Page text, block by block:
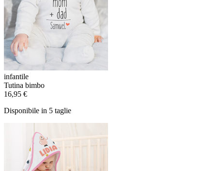
infantile
Tutina bimbo
16,95 €
Disponibile in 5 taglie